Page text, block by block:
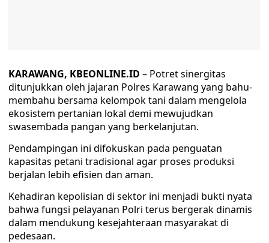
KARAWANG, KBEONLINE.ID – Potret sinergitas
ditunjukkan oleh jajaran Polres Karawang yang bahu-
membahu bersama kelompok tani dalam mengelola
ekosistem pertanian lokal demi mewujudkan
swasembada pangan yang berkelanjutan.
Pendampingan ini difokuskan pada penguatan
kapasitas petani tradisional agar proses produksi
berjalan lebih efisien dan aman.
Kehadiran kepolisian di sektor ini menjadi bukti nyata
bahwa fungsi pelayanan Polri terus bergerak dinamis
dalam mendukung kesejahteraan masyarakat di
pedesaan.